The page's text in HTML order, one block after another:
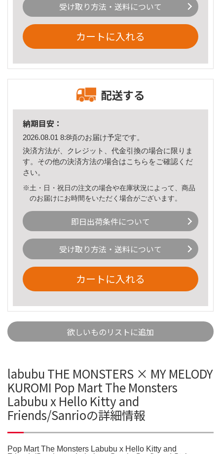
受け取り方法・送料について
カートに入れる
配送する
納期目安：
2026.08.01 8:8頃のお届け予定です。
決済方法が、クレジット、代金引換の場合に限りま
す。その他の決済方法の場合はこちら をご確認くだ
さい。
※土・日・祝日の注文の場合や在庫状況によって、商品
のお届けにお時間をいただく場合がございます。
即日出荷条件について
受け取り方法・送料について
カートに入れる
欲しいものリストに追加
labubu THE MONSTERS × MY MELODY
KUROMI Pop Mart The Monsters
Labubu x Hello Kitty and
Friends/Sanrioの詳細情報
Pop Mart The Monsters Labubu x Hello Kitty and